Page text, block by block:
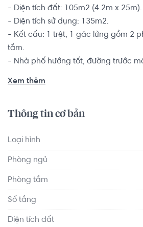
- Diện tích đất: 105m2 (4.2m x 25m).
- Diện tích sử dụng: 135m2.
- Kết cấu: 1 trệt, 1 gác lửng gồm 2
tắm.
- Nhà phố hướng tốt, đường trước
thành phố từ 6-8km và cực kỳ dễ
trung tâm và các vùng khác nhờ hệ
bay Tân Sơn Nhất; 5 phút để đến
mại lớn như: Vinmart Cộng Hòa, Big
phút đến UBND Tân Bình; 15 phút
Xem thêm
Thông tin cơ bản
Loại hình
Phòng ngủ
Phòng tắm
Số tầng
Diện tích đất